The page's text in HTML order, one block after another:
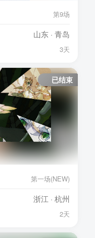
第9场
山东 · 青岛
3天
已结束
第一场(NEW)
浙江 · 杭州
2天